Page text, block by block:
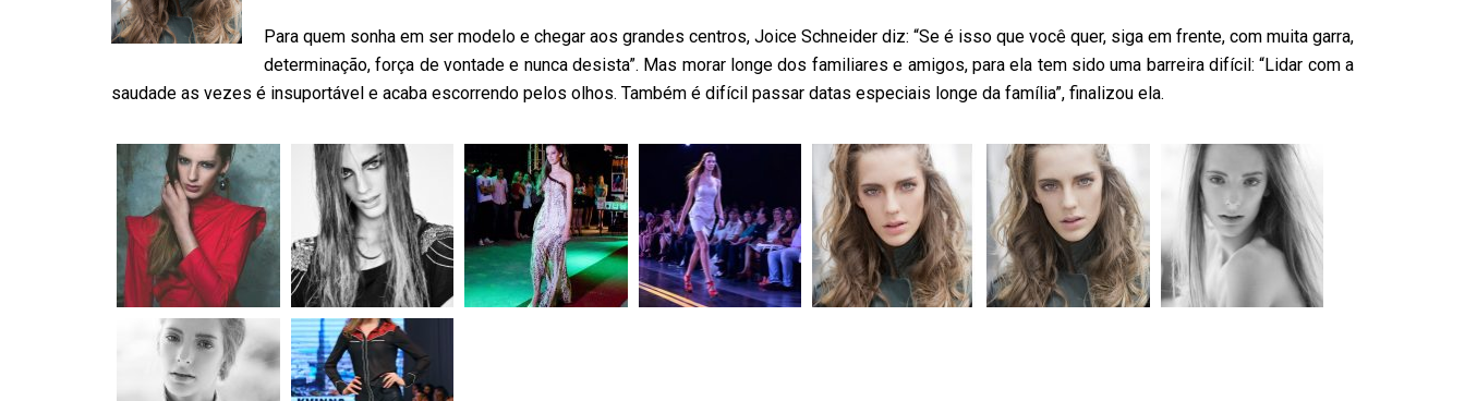
Para quem sonha em ser modelo e chegar aos grandes centros, Joice Schneider diz: “Se é isso que você quer, siga em frente, com muita garra,
determinação, força de vontade e nunca desista”. Mas morar longe dos familiares e amigos, para ela tem sido uma barreira difícil: “Lidar com a
saudade as vezes é insuportável e acaba escorrendo pelos olhos. Também é difícil passar datas especiais longe da família”, finalizou ela.